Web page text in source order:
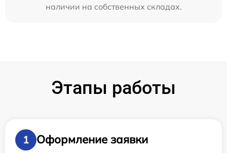
наличии на собственных складах.
Этапы работы
1
Оформление заявки